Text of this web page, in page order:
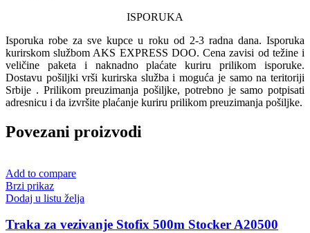
ISPORUKA
Isporuka robe za sve kupce u roku od 2-3 radna dana. Isporuka
kurirskom službom AKS EXPRESS DOO. Cena zavisi od težine i
veličine paketa i naknadno plaćate kuriru prilikom isporuke.
Dostavu pošiljki vrši kurirska služba i moguća je samo na teritoriji
Srbije . Prilikom preuzimanja pošiljke, potrebno je samo potpisati
adresnicu i da izvršite plaćanje kuriru prilikom preuzimanja pošiljke.
Povezani proizvodi
Add to compare
Brzi prikaz
Dodaj u listu želja
Traka za vezivanje Stofix 500m Stocker A20500